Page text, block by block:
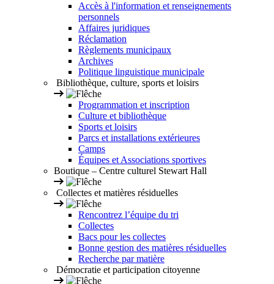
Accès à l'information et renseignements
personnels
Affaires juridiques
Réclamation
Règlements municipaux
Archives
Politique linguistique municipale
Bibliothèque, culture, sports et loisirs
Programmation et inscription
Culture et bibliothèque
Sports et loisirs
Parcs et installations extérieures
Camps
Équipes et Associations sportives
Boutique – Centre culturel Stewart Hall
Collectes et matières résiduelles
Rencontrez l’équipe du tri
Collectes
Bacs pour les collectes
Bonne gestion des matières résiduelles
Recherche par matière
Démocratie et participation citoyenne